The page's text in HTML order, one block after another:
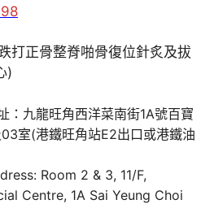
：九龍旺角西洋菜南街1A號百寶
室(港鐵旺角站E2出口或港鐵油
Room 2 & 3, 11/F,
Centre, 1A Sai Yeung Choi